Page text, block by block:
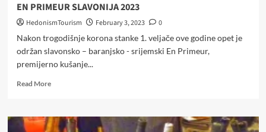
EN PRIMEUR SLAVONIJA 2023
HedonismTourism February 3, 2023
0
Nakon trogodišnje korona stanke 1. veljače ove godine opet je
održan slavonsko – baranjsko - srijemski En Primeur,
premijerno kušanje...
Read MoreRead
EN
PRIMEUR